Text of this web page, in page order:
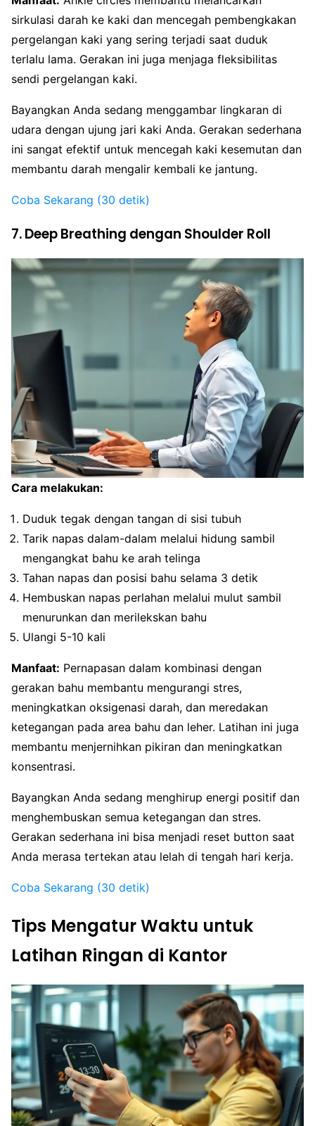
sirkulasi darah ke kaki dan mencegah pembengkakan
pergelangan kaki yang sering terjadi saat duduk
terlalu lama. Gerakan ini juga menjaga fleksibilitas
sendi pergelangan kaki.
Bayangkan Anda sedang menggambar lingkaran di
udara dengan ujung jari kaki Anda. Gerakan sederhana
ini sangat efektif untuk mencegah kaki kesemutan dan
membantu darah mengalir kembali ke jantung.
Coba Sekarang (30 detik)
7. Deep Breathing dengan Shoulder Roll
Cara melakukan:
Duduk tegak dengan tangan di sisi tubuh
Tarik napas dalam-dalam melalui hidung sambil
mengangkat bahu ke arah telinga
Tahan napas dan posisi bahu selama 3 detik
Hembuskan napas perlahan melalui mulut sambil
menurunkan dan merilekskan bahu
Ulangi 5-10 kali
Manfaat: Pernapasan dalam kombinasi dengan
gerakan bahu membantu mengurangi stres,
meningkatkan oksigenasi darah, dan meredakan
ketegangan pada area bahu dan leher. Latihan ini juga
membantu menjernihkan pikiran dan meningkatkan
konsentrasi.
Bayangkan Anda sedang menghirup energi positif dan
menghembuskan semua ketegangan dan stres.
Gerakan sederhana ini bisa menjadi reset button saat
Anda merasa tertekan atau lelah di tengah hari kerja.
Coba Sekarang (30 detik)
Tips Mengatur Waktu untuk
Latihan Ringan di Kantor